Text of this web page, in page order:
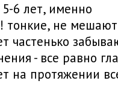
6 лет, именно
тонкие, не
частенько
- все равно
на протяжении